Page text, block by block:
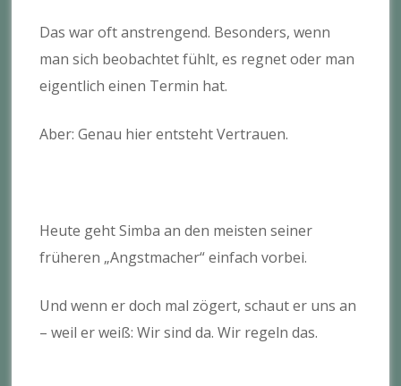
Das war oft anstrengend. Besonders, wenn
man sich beobachtet fühlt, es regnet oder man
eigentlich einen Termin hat.
Aber: Genau hier entsteht Vertrauen.
Heute geht Simba an den meisten seiner
früheren „Angstmacher“ einfach vorbei.
Und wenn er doch mal zögert, schaut er uns an
– weil er weiß: Wir sind da. Wir regeln das.